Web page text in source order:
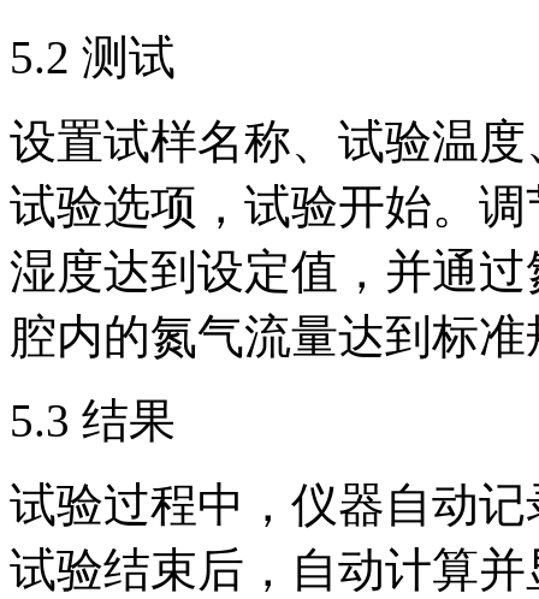
5.2 测试
设置试样名称、试验温
试验选项，试验开始。
湿度达到设定值，并通
腔内的氮气流量达到标
5.3 结果
试验过程中，仪器自动
试验结束后，自动计算